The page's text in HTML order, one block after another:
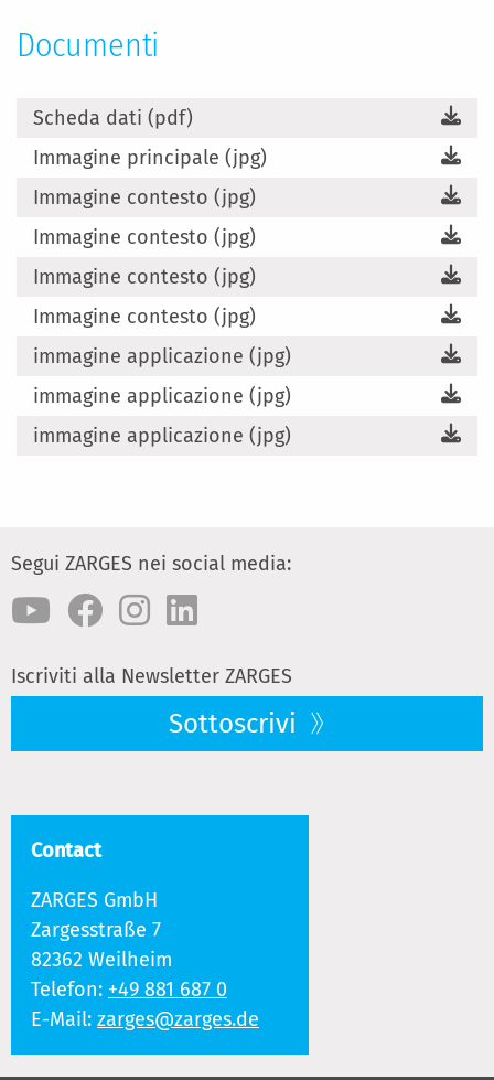
Documenti
Scheda dati (pdf)
Immagine principale (jpg)
Immagine contesto (jpg)
Immagine contesto (jpg)
Immagine contesto (jpg)
Immagine contesto (jpg)
immagine applicazione (jpg)
immagine applicazione (jpg)
immagine applicazione (jpg)
Segui ZARGES nei social media:
Iscriviti alla Newsletter ZARGES
Sottoscrivi
Contact
ZARGES GmbH
Zargesstraße 7
82362 Weilheim
Telefon: +49 881 687 0
E-Mail: zarges@zarges.de